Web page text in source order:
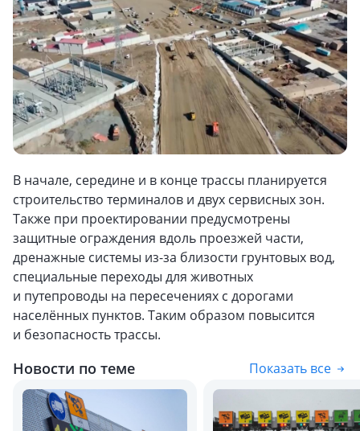
В начале, середине и в конце трассы планируется
строительство терминалов и двух сервисных зон.
Также при проектировании предусмотрены
защитные ограждения вдоль проезжей части,
дренажные системы из-за близости грунтовых вод,
специальные переходы для животных
и путепроводы на пересечениях с дорогами
населённых пунктов. Таким образом повысится
и безопасность трассы.
Новости по теме Показать все